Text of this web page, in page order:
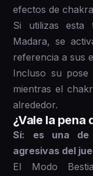
efectos de
Si utilizas esta
Madara, se
referencia a sus
Incluso su pose
mientras el
alrededor.
¿Vale la pena
Sí: es una de
agresivas del
El Modo